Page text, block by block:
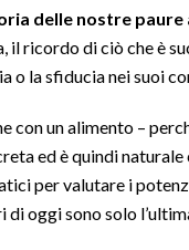
delle nostre paure
il ricordo di ciò che è
o la sfiducia nei suoi
con un alimento –
ed è quindi naturale
per valutare i
oggi sono solo